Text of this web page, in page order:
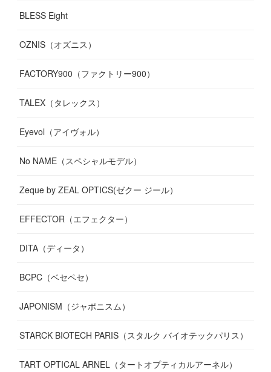
BLESS Eight
OZNIS（オズニス）
FACTORY900（ファクトリー900）
TALEX（タレックス）
Eyevol（アイヴォル）
No NAME（スペシャルモデル）
Zeque by ZEAL OPTICS(ゼクー ジール）
EFFECTOR（エフェクター）
DITA（ディータ）
BCPC（ベセペセ）
JAPONISM（ジャポニスム）
STARCK BIOTECH PARIS（スタルク バイオテックパリス）
TART OPTICAL ARNEL（タートオプティカルアーネル）